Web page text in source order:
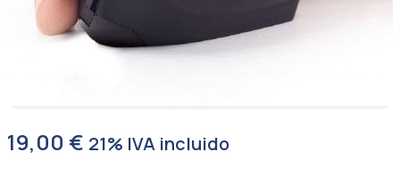
19,00 € 21% IVA incluido